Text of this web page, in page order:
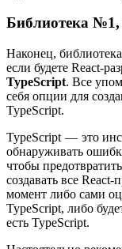
Библиотека
Наконец,
если будете React-
TypeScript. Все
себя опции для
TypeScript.
TypeScript — это
обнаруживать
чтобы
создавать все
момент либо сами
TypeScript, либо
есть TypeScript.